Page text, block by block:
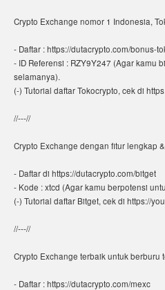
Crypto Exchange nomor 1 Indonesia,
- Daftar : https://dutacrypto.com/bonus-
- ID Referensi : RZY9Y247 (Agar kamu
selamanya).
(-) Tutorial daftar Tokocrypto, cek di
//---//
Crypto Exchange dengan fitur lengkap
- Daftar di https://dutacrypto.com/bitget
- Kode : xtcd (Agar kamu berpotensi
(-) Tutorial daftar Bitget, cek di https://
//---//
Crypto Exchange terbaik untuk berburu
- Daftar : https://dutacrypto.com/mexc